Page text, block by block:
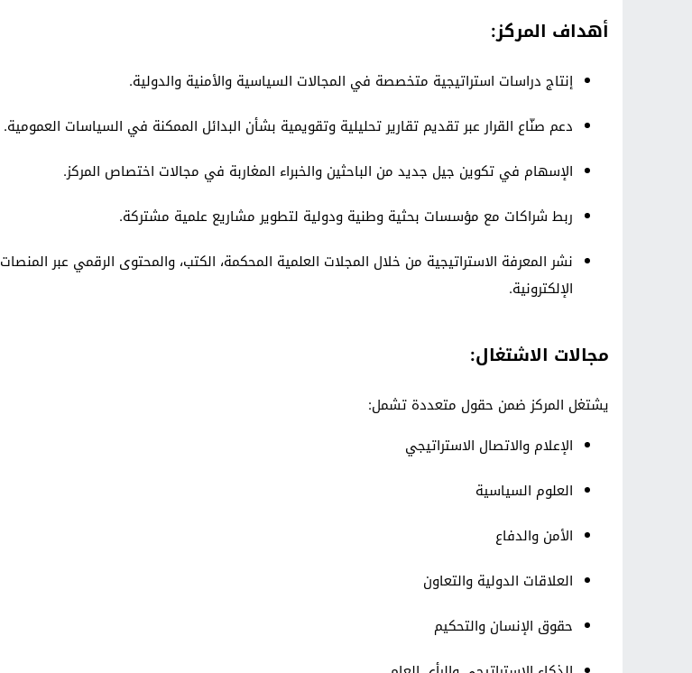
أهداف المركز:
إنتاج دراسات استراتيجية متخصصة في المجالات السياسية والأمنية والدولية.
دعم صنّاع القرار عبر تقديم تقارير تحليلية وتقويمية بشأن البدائل الممكنة في السياسات العمومية.
الإسهام في تكوين جيل جديد من الباحثين والخبراء المغاربة في مجالات اختصاص المركز.
ربط شراكات مع مؤسسات بحثية وطنية ودولية لتطوير مشاريع علمية مشتركة.
نشر المعرفة الاستراتيجية من خلال المجلات العلمية المحكمة، الكتب، والمحتوى الرقمي عبر المنصات
الإلكترونية.
مجالات الاشتغال:
يشتغل المركز ضمن حقول متعددة تشمل:
الإعلام والاتصال الاستراتيجي
العلوم السياسية
الأمن والدفاع
العلاقات الدولية والتعاون
حقوق الإنسان والتحكيم